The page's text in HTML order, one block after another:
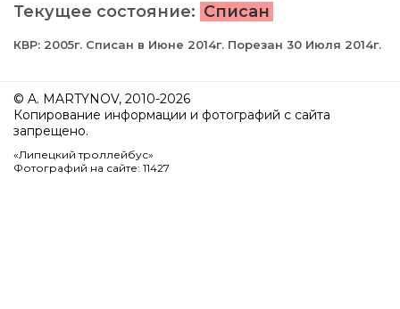
Текущее состояние: Списан
КВР: 2005г. Списан в Июне 2014г. Порезан 30 Июля 2014г.
© A. MARTYNOV, 2010-2026
Копирование информации и фотографий с сайта
запрещено.
«Липецкий троллейбус»
Фотографий на сайте: 11427